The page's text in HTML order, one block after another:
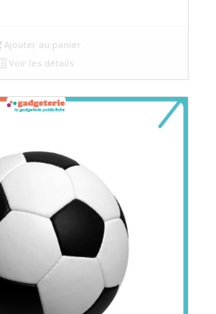
Ajouter au panier
Voir les détails